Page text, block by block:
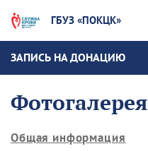
ГБУЗ «ПОКЦК»
ЗАПИСЬ НА ДОНАЦИЮ
Фотогалерея
Общая информация